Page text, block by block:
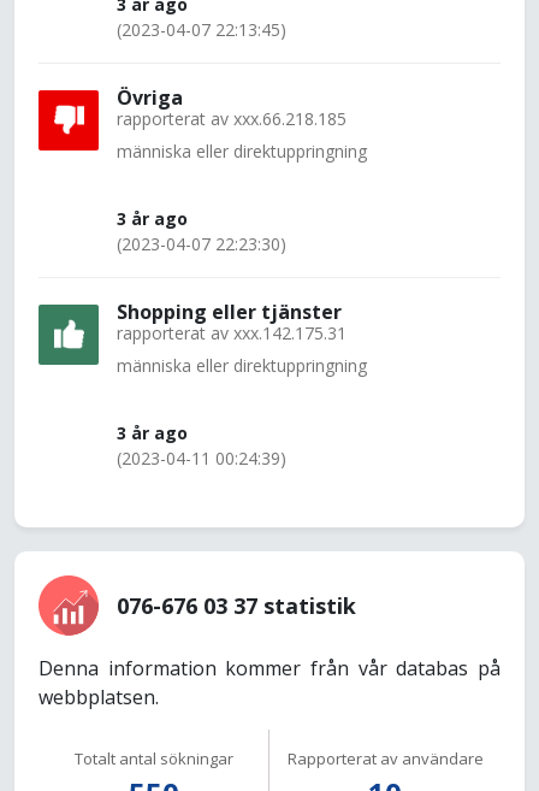
(2023-04-07 22:13:45)
Övriga
rapporterat av xxx.66.218.185
människa eller direktuppringning
3 år ago
(2023-04-07 22:23:30)
Shopping eller tjänster
rapporterat av xxx.142.175.31
människa eller direktuppringning
3 år ago
(2023-04-11 00:24:39)
076-676 03 37 statistik
Denna information kommer från vår databas på
webbplatsen.
Totalt antal sökningar Rapporterat av användare